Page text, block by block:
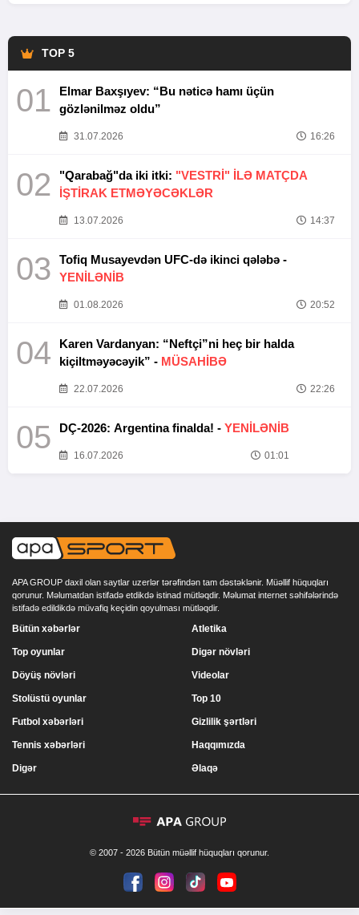
TOP 5
01
Elmar Baxşıyev: “Bu nəticə hamı üçün
gözlənilməz oldu”
31.07.2026 16:26
02 "Qarabağ"da iki itki: "VESTRİ" İLƏ MATÇDA
İŞTİRAK ETMƏYƏCƏKLƏR
13.07.2026 14:37
03
Tofiq Musayevdən UFC-də ikinci qələbə -
YENİLƏNİB
01.08.2026 20:52
04
Karen Vardanyan: “Neftçi”ni heç bir halda
kiçiltməyəcəyik” - MÜSAHİBƏ
22.07.2026 22:26
05 DÇ-2026: Argentina finalda! - YENİLƏNİB
16.07.2026 01:01
APA GROUP daxil olan saytlar uzerlər tərəfindən tam dəstəklənir. Müəllif hüquqları
qorunur. Məlumatdan istifadə etdikdə istinad mütləqdir. Məlumat internet səhifələrində
istifadə edildikdə müvafiq keçidin qoyulması mütləqdir.
Bütün xəbərlər
Top oyunlar
Döyüş növləri
Stolüstü oyunlar
Atletika
Digər növləri
Videolar
Top 10
Futbol xəbərləri
Tennis xəbərləri
Digər
Gizlilik şərtləri
Haqqımızda
Əlaqə
© 2007 - 2026 Bütün müəllif hüquqları qorunur.